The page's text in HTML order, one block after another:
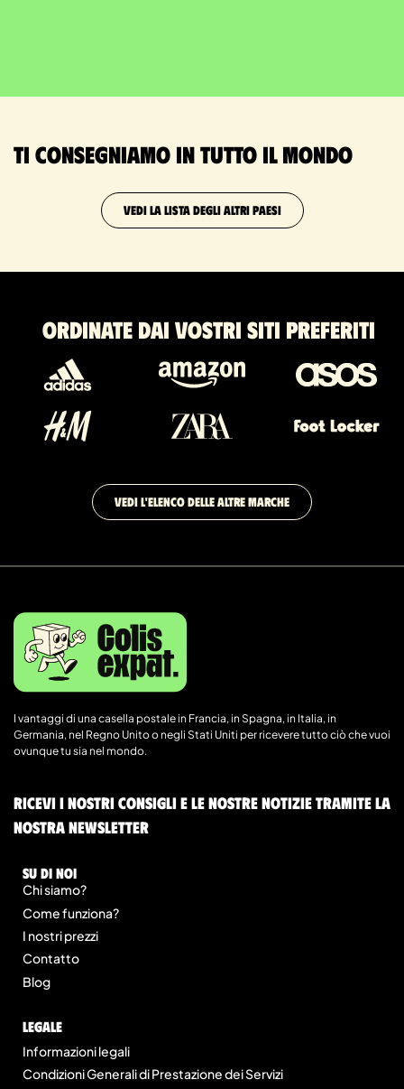
Ti consegniamo in tutto il mondo
VEDI LA LISTA DEGLI ALTRI PAESI
Ordinate dai vostri siti preferiti
VEDI L'ELENCO DELLE ALTRE MARCHE
I vantaggi di una casella postale in Francia, in Spagna, in Italia, in
Germania, nel Regno Unito o negli Stati Uniti per ricevere tutto ciò che vuoi
ovunque tu sia nel mondo.
Ricevi i nostri consigli e le nostre notizie tramite la
nostra newsletter
Su di noi
Chi siamo?
Come funziona?
I nostri prezzi
Contatto
Blog
legale
Informazioni legali
Condizioni Generali di Prestazione dei Servizi